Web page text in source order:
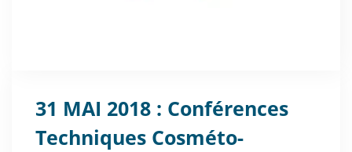
31 MAI 2018 : Conférences
Techniques Cosméto-